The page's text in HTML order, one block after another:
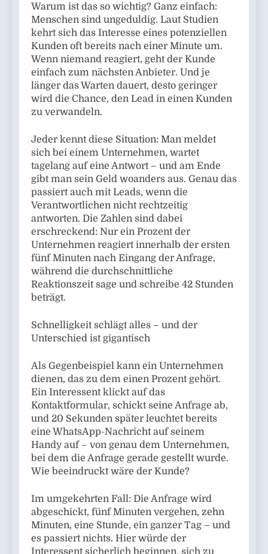
Warum ist das so wichtig? Ganz einfach:
Menschen sind ungeduldig. Laut Studien
kehrt sich das Interesse eines potenziellen
Kunden oft bereits nach einer Minute um.
Wenn niemand reagiert, geht der Kunde
einfach zum nächsten Anbieter. Und je
länger das Warten dauert, desto geringer
wird die Chance, den Lead in einen Kunden
zu verwandeln.
Jeder kennt diese Situation: Man meldet
sich bei einem Unternehmen, wartet
tagelang auf eine Antwort – und am Ende
gibt man sein Geld woanders aus. Genau das
passiert auch mit Leads, wenn die
Verantwortlichen nicht rechtzeitig
antworten. Die Zahlen sind dabei
erschreckend: Nur ein Prozent der
Unternehmen reagiert innerhalb der ersten
fünf Minuten nach Eingang der Anfrage,
während die durchschnittliche
Reaktionszeit sage und schreibe 42 Stunden
beträgt.
Schnelligkeit schlägt alles – und der
Unterschied ist gigantisch
Als Gegenbeispiel kann ein Unternehmen
dienen, das zu dem einen Prozent gehört.
Ein Interessent klickt auf das
Kontaktformular, schickt seine Anfrage ab,
und 20 Sekunden später leuchtet bereits
eine WhatsApp-Nachricht auf seinem
Handy auf – von genau dem Unternehmen,
bei dem die Anfrage gerade gestellt wurde.
Wie beeindruckt wäre der Kunde?
Im umgekehrten Fall: Die Anfrage wird
abgeschickt, fünf Minuten vergehen, zehn
Minuten, eine Stunde, ein ganzer Tag – und
es passiert nichts. Hier würde der
Interessent sicherlich beginnen, sich zu